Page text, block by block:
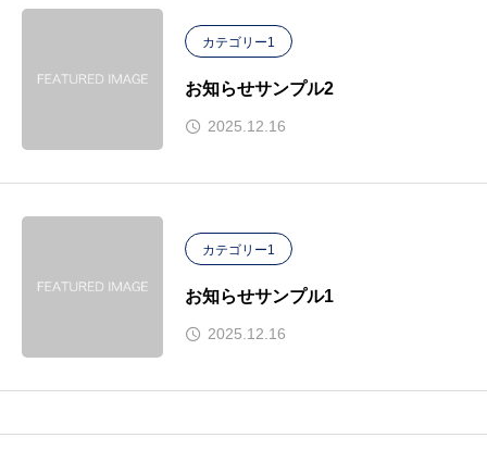
カテゴリー1
お知らせサンプル2
2025.12.16
カテゴリー1
お知らせサンプル1
2025.12.16